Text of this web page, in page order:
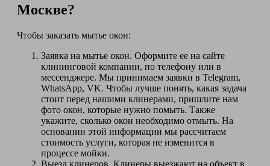
Москве?
Чтобы заказать мытье окон:
Заявка на мытье окон. Оформите ее на сайте
клининговой компании, по телефону или в
мессенджере. Мы принимаем заявки в Telegram,
WhatsApp, VK. Чтобы лучше понять, какая задача
стоит перед нашими клинерами, пришлите нам
фото окон, которые нужно помыть. Также
укажите, сколько окон необходимо отмыть. На
основании этой информации мы рассчитаем
стоимость услуги, которая не изменится в
процессе мойки.